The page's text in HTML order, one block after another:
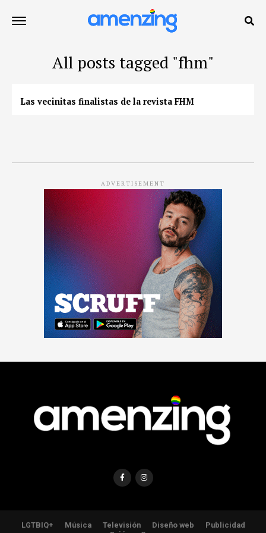
All posts tagged "fhm"
Las vecinitas finalistas de la revista FHM
ADVERTISEMENT
LGTBIQ+ Música Televisión Diseño web
Publicidad